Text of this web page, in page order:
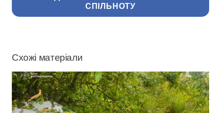
СПІЛЬНОТУ
Схожі матеріали